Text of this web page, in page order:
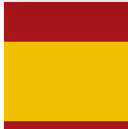
haben oder die sie im Rahmen